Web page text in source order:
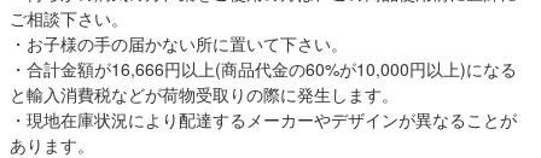
ご相談下さい。
・お子様の手の届かない所に置いて下さい。
・合計金額が16,666円以上(商品代金の60%が10,000円以上)になる
と輸入消費税などが荷物受取りの際に発生します。
・現地在庫状況により配達するメーカーやデザインが異なることが
あります。